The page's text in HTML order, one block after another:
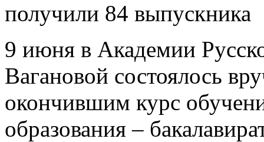
получили 84 выпускника
9 июня в Академии
Вагановой состоялось
окончившим курс
образования –